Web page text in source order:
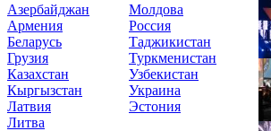
Азербайджан
Армения
Беларусь
Грузия
Казахстан
Кыргызстан
Латвия
Литва
Молдова
Россия
Таджикистан
Туркменистан
Узбекистан
Украина
Эстония